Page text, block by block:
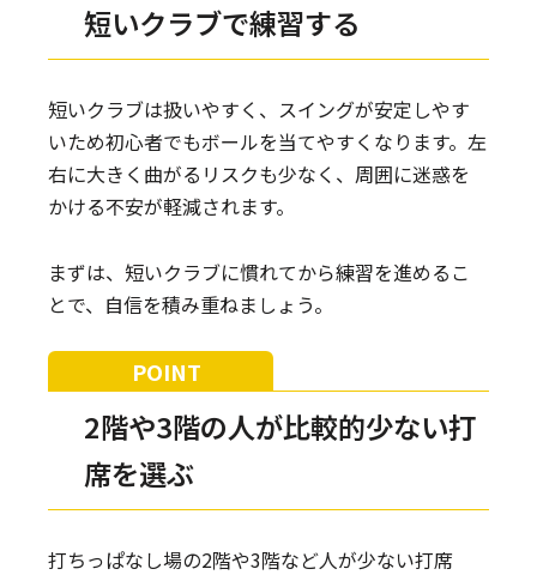
短いクラブで練習する
短いクラブは扱いやすく、スイングが安定しやす
いため初心者でもボールを当てやすくなります。左
右に大きく曲がるリスクも少なく、周囲に迷惑を
かける不安が軽減されます。
まずは、短いクラブに慣れてから練習を進めるこ
とで、自信を積み重ねましょう。
2階や3階の人が比較的少ない打
席を選ぶ
打ちっぱなし場の2階や3階など人が少ない打席